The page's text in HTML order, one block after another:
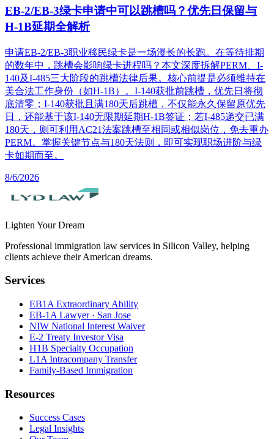
EB-2/EB-3绿卡申请中可以跳槽吗？优先日保留与
H-1B延期全解析
申请EB-2/EB-3职业移民绿卡是一场漫长的长跑。在等待排期
的数年中，跳槽会影响绿卡进程吗？本文深度拆解PERM、I-
140及I-485三大阶段的跳槽法律后果。核心前提是必须维持在
美合法工作身份（如H-1B）。I-140获批前跳槽，优先日将彻
底清零；I-140获批且满180天后跳槽，不仅能永久保留原优先
日，还能基于该I-140无限期延期H-1B签证；若I-485递交已满
180天，则可利用AC21法案跳槽至相同或相似岗位，免去重办
PERM。掌握关键节点与180天法则，即可实现职场进阶与绿
卡如期而至。
8/6/2026
Lighten Your Dream
Professional immigration law services in Silicon Valley, helping
clients achieve their American dreams.
Services
EB1A Extraordinary Ability
EB-1A Lawyer · San Jose
NIW National Interest Waiver
E-2 Treaty Investor Visa
H1B Specialty Occupation
L1A Intracompany Transfer
Family-Based Immigration
Resources
Success Cases
Legal Insights